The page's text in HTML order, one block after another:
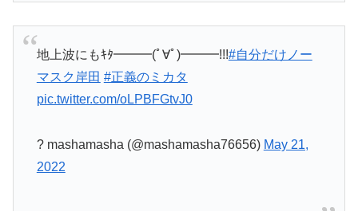
地上波にもｷﾀ━━━(ﾟ∀ﾟ)━━━!!!#自分だけノー
マスク岸田 #正義のミカタ
pic.twitter.com/oLPBFGtvJ0
? mashamasha (@mashamasha76656) May 21,
2022